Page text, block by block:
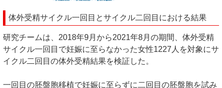
体外受精サイクル一回目とサイクル二回目における結果
研究チームは、2018年9月から2021年8月の期間、体外受精
サイクル一回目で妊娠に至らなかった女性1227人を対象にサ
イクル二回目の体外受精結果を検証した。
一回目の胚盤胞移植で妊娠に至らずに二回目の胚盤胞を試み